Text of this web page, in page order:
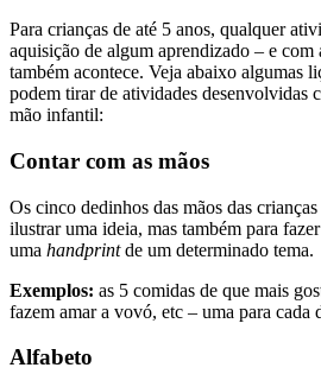
Para crianças de até 5 anos, qualquer
aquisição de algum aprendizado – e com
também acontece. Veja abaixo algumas
podem tirar de atividades desenvolvidas
mão infantil:
Contar com as mãos
Os cinco dedinhos das mãos das
ilustrar uma ideia, mas também para
uma handprintde um determinado tema.
Exemplos: as 5 comidas de que mais
fazem amar a vovó, etc – uma para cada
Alfabeto